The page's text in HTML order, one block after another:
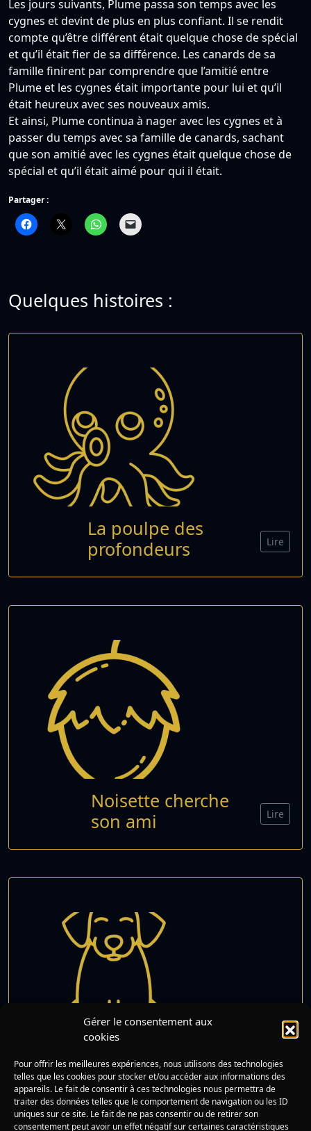
Gérer le consentement aux
cookies
Pour offrir les meilleures expériences, nous utilisons des technologies
telles que les cookies pour stocker et/ou accéder aux informations des
appareils. Le fait de consentir à ces technologies nous permettra de
traiter des données telles que le comportement de navigation ou les ID
uniques sur ce site. Le fait de ne pas consentir ou de retirer son
consentement peut avoir un effet négatif sur certaines caractéristiques
Les jours suivants, Plume passa son temps avec les
cygnes et devint de plus en plus confiant. Il se rendit
compte qu’être différent était quelque chose de spécial
et qu’il était fier de sa différence. Les canards de sa
famille finirent par comprendre que l’amitié entre
Plume et les cygnes était importante pour lui et qu’il
était heureux avec ses nouveaux amis.
Et ainsi, Plume continua à nager avec les cygnes et à
passer du temps avec sa famille de canards, sachant
que son amitié avec les cygnes était quelque chose de
spécial et qu’il était aimé pour qui il était.
Partager :
Quelques histoires :
La poulpe des
profondeurs
Lire
Noisette cherche
son ami
Lire
Le chien mordeur Lire